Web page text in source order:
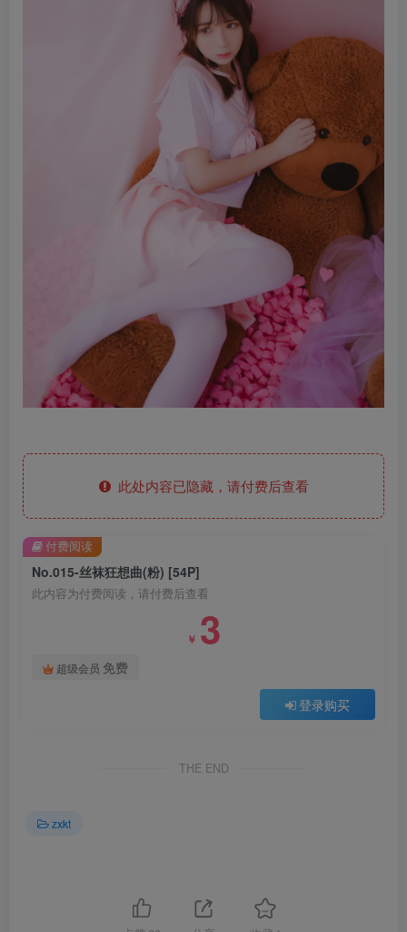
此处内容已隐藏，请付费后查看
No.015-丝袜狂想曲(粉) [54P]
此内容为付费阅读，请付费后查看
￥ 3
超级会员 免费
登录购买
付费阅读
THE END
zxkt